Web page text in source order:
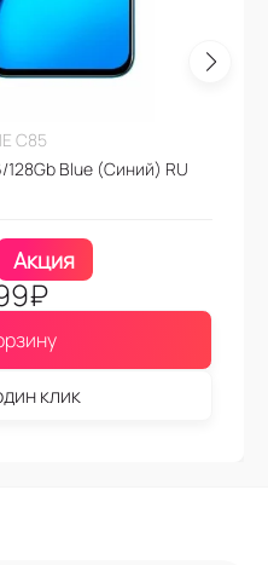
C85
Blue (Синий) RU
Акция
₽
клик